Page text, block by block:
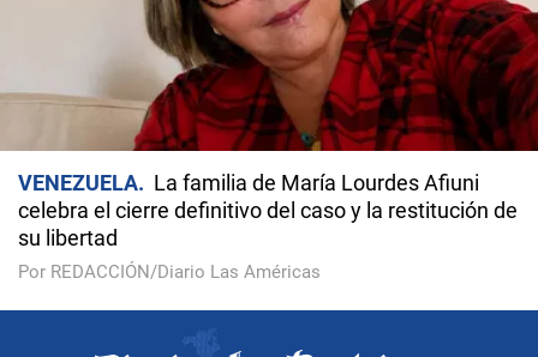
VENEZUELA
La familia de María Lourdes Afiuni
celebra el cierre definitivo del caso y la restitución de
su libertad
Por REDACCIÓN/Diario Las Américas